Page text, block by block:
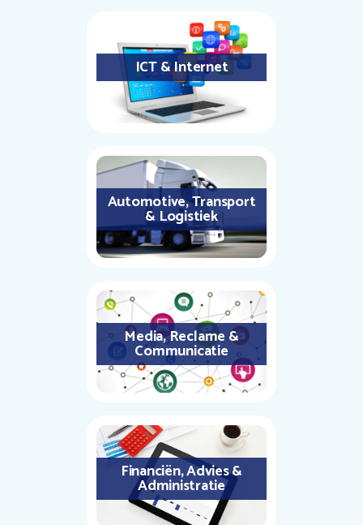
ICT & Internet
Automotive, Transport
& Logistiek
Media, Reclame &
Communicatie
Financiën, Advies &
Administratie